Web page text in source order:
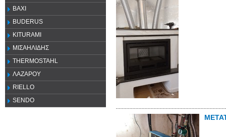
ΒΑΧΙ
BUDERUS
KITURAMI
ΜΙΣΑΗΛΙΔΗΣ
THERMOSTAHL
ΛΑΖΑΡΟΥ
RIELLO
SENDO